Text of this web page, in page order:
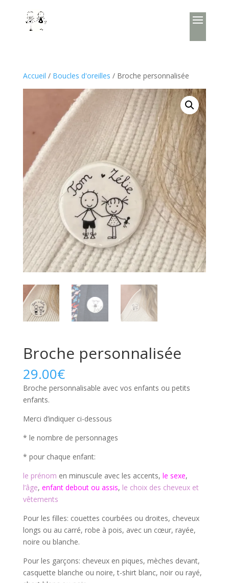
Accueil / Boucles d'oreilles / Broche personnalisée
Broche personnalisée
29.00€
Broche personnalisable avec vos enfants ou petits
enfants.
Merci d’indiquer ci-dessous
* le nombre de personnages
* pour chaque enfant:
le prénom en minuscule avec les accents, le sexe,
l’âge, enfant debout ou assis, le choix des cheveux et
vêtements
Pour les filles: couettes courbées ou droites, cheveux
longs ou au carré, robe à pois, avec un cœur, rayée,
noire ou blanche.
Pour les garçons: cheveux en piques, mèches devant,
casquette blanche ou noire, t-shirt blanc, noir ou rayé,